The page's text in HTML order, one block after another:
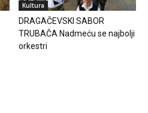
Kultura
DRAGAČEVSKI SABOR
TRUBAČA Nadmeću se najbolji
orkestri